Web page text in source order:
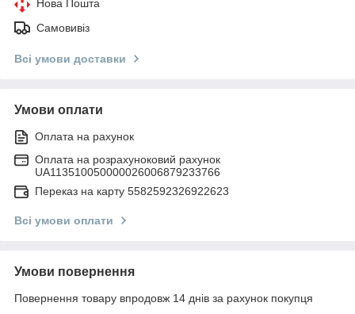
Нова Пошта
Самовивіз
Всі умови доставки
Умови оплати
Оплата на рахунок
Оплата на розрахуноковий рахунок
UA113510050000026006879233766
Переказ на карту 5582592326922623
Всі умови оплати
Умови повернення
Повернення товару впродовж 14 днів за рахунок покупця